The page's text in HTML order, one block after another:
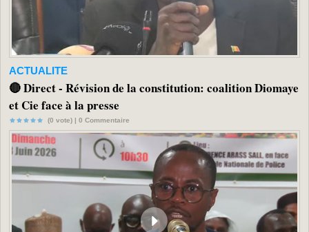
ACTUALITE
🔴 Direct - Révision de la constitution: coalition Diomaye
et Cie face à la presse
(0 vote) | 0 Commentaire